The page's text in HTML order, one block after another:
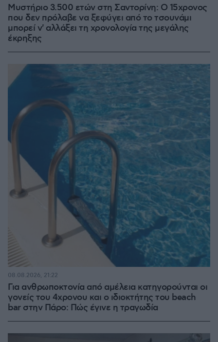
Μυστήριο 3.500 ετών στη Σαντορίνη: Ο 15χρονος
που δεν πρόλαβε να ξεφύγει από το τσουνάμι
μπορεί ν' αλλάξει τη χρονολογία της μεγάλης
έκρηξης
Για ανθρωποκτονία από αμέλεια κατηγορούνται οι
γονείς του 4χρονου και ο ιδιοκτήτης του beach
bar στην Πάρο: Πώς έγινε η τραγωδία
08.08.2026, 21:22